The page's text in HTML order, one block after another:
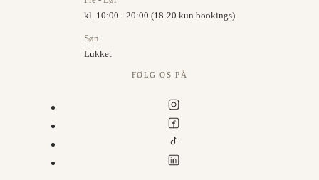
kl. 10:00 - 20:00 (18-20 kun bookings)
Søn
Lukket
FØLG OS PÅ